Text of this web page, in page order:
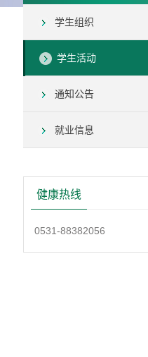
学生组织
学生活动
通知公告
就业信息
健康热线
0531-88382056